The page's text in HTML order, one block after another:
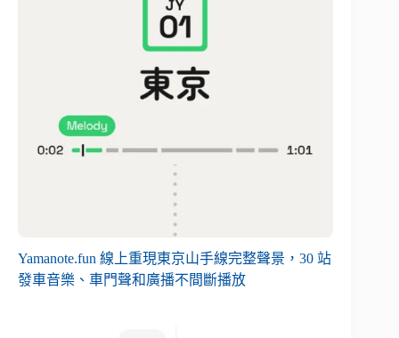
Yamanote.fun 線上重現東京山手線完整聲景，30 站
發車音樂、車門聲和廣播不間斷播放